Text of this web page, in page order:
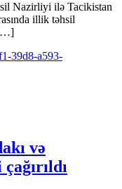
Nazirliyi ilə Tacikistan
illik təhsil
[…]
və